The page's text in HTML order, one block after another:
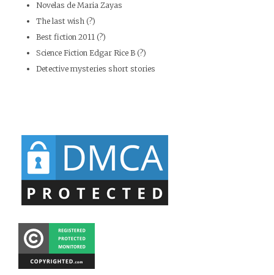
Novelas de Maria Zayas
The last wish (?)
Best fiction 2011 (?)
Science Fiction Edgar Rice B (?)
Detective mysteries short stories